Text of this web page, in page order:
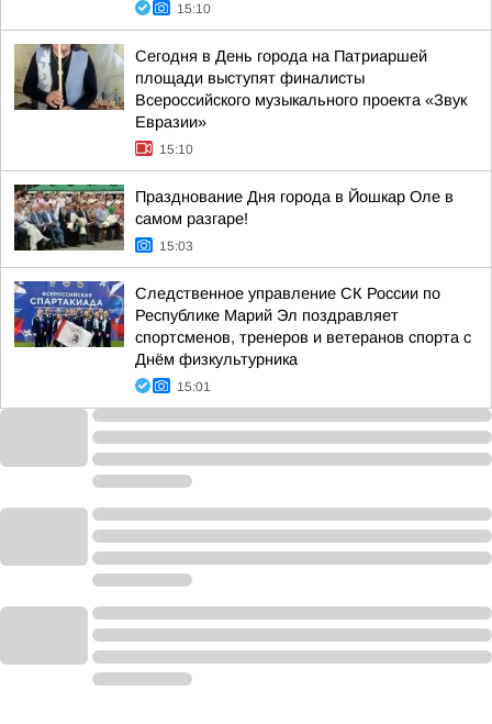
15:10
Сегодня в День города на Патриаршей
площади выступят финалисты
Всероссийского музыкального проекта «Звук
Евразии»
15:10
Празднование Дня города в Йошкар Оле в
самом разгаре!
15:03
Следственное управление СК России по
Республике Марий Эл поздравляет
спортсменов, тренеров и ветеранов спорта с
Днём физкультурника
15:01